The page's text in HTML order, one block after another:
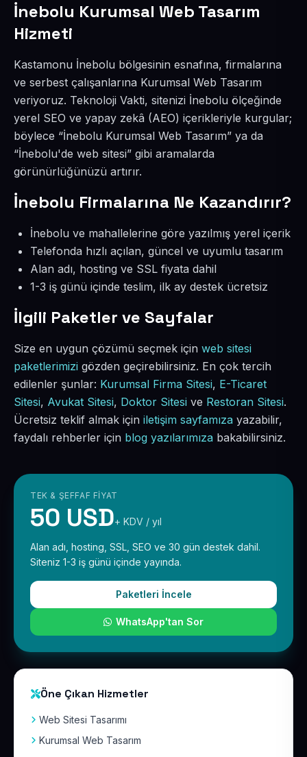
İnebolu Kurumsal Web Tasarım
Hizmeti
Kastamonu İnebolu bölgesinin esnafına, firmalarına
ve serbest çalışanlarına Kurumsal Web Tasarım
veriyoruz. Teknoloji Vakti, sitenizi İnebolu ölçeğinde
yerel SEO ve yapay zekâ (AEO) içerikleriyle kurgular;
böylece “İnebolu Kurumsal Web Tasarım” ya da
“İnebolu'de web sitesi” gibi aramalarda
görünürlüğünüzü artırır.
İnebolu Firmalarına Ne Kazandırır?
İnebolu ve mahallelerine göre yazılmış yerel içerik
Telefonda hızlı açılan, güncel ve uyumlu tasarım
Alan adı, hosting ve SSL fiyata dahil
1-3 iş günü içinde teslim, ilk ay destek ücretsiz
İlgili Paketler ve Sayfalar
Size en uygun çözümü seçmek için web sitesi
paketlerimizi gözden geçirebilirsiniz. En çok tercih
edilenler şunlar: Kurumsal Firma Sitesi, E-Ticaret
Sitesi, Avukat Sitesi, Doktor Sitesi ve Restoran Sitesi.
Ücretsiz teklif almak için iletişim sayfamıza yazabilir,
faydalı rehberler için blog yazılarımıza bakabilirsiniz.
TEK & ŞEFFAF FIYAT
50 USD+ KDV / yıl
Alan adı, hosting, SSL, SEO ve 30 gün destek dahil.
Siteniz 1-3 iş günü içinde yayında.
Paketleri İncele
WhatsApp'tan Sor
Öne Çıkan Hizmetler
Web Sitesi Tasarımı
Kurumsal Web Tasarım